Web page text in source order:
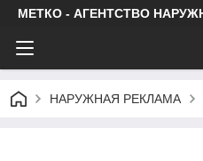
МЕТКО - АГЕНТСТВО
НАРУЖНАЯ РЕКЛАМА